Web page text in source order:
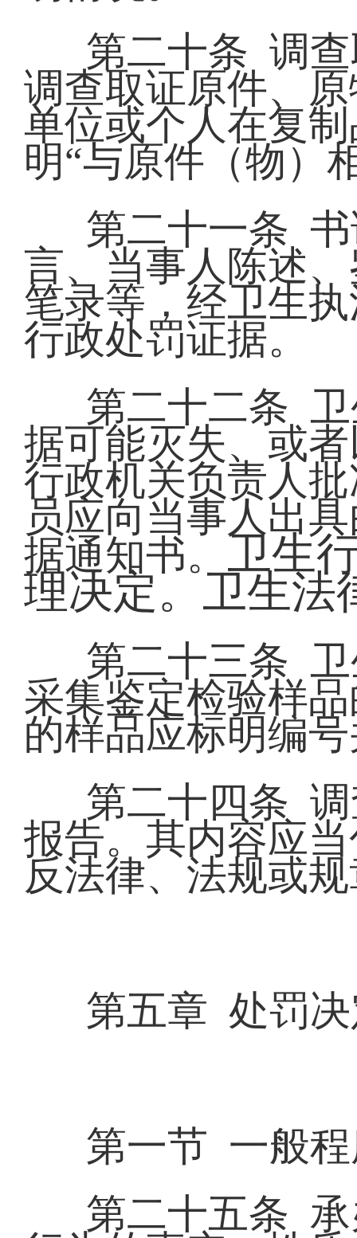
第二十条 调
调查取证原件、
单位或个人在复
明“与原件（物）
第二十一条
言、当事人陈述
笔录等，经卫生
行政处罚证据。
第二十二条
据可能灭失、或
行政机关负责人
员应向当事人出
据通知书。 卫生
理决定。卫生法
第二十三条
采集鉴定检验样
的样品应标明编
第二十四条
报告。其内容应
反法律、法规或
第五章 处罚
第一节 一般
第二十五条